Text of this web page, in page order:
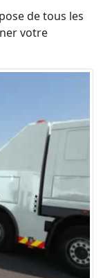
de tous les
votre